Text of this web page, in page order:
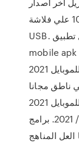
2021 شرح كيفية حرق نسخة ايزو ويندوز 10 علي فلاشة
USB. شرح و تحميل تطبيق zoom cloud meetings
mobile apk للاندرويد والايفون مجانا 2021. أفضل
تطبيق قاموس انجليزي عربي ناطق مجانا للموبايل 2021
ناطق مجانا
للموبايل 2021 (mrandroids.com) submitted 2.
البرنامج الامتحاني للعام الدراسي 2020 / 2021. برامج
العل المناهج